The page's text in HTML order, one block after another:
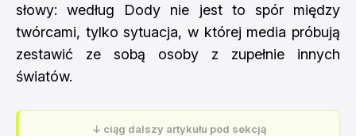
słowy: według Dody nie jest to spór między
twórcami, tylko sytuacja, w której media próbują
zestawić ze sobą osoby z zupełnie innych
światów.
↓ ciąg dalszy artykułu pod sekcją